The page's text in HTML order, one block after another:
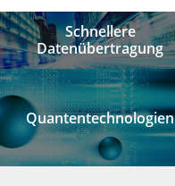
Schnellere
Datenübertragung
Quantentechnologien